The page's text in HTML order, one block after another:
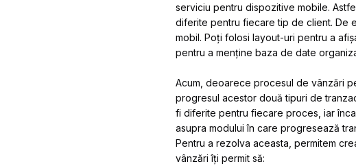
serviciu pentru dispozitive mobile.
diferite pentru fiecare tip de client. De
mobil. Poți folosi layout-uri pentru a
pentru a menține baza de date
Acum, deoarece procesul de vânzări
progresul acestor două tipuri de
fi diferite pentru fiecare proces, iar
asupra modului în care progresează
Pentru a rezolva aceasta, permitem
vânzări îți permit să: